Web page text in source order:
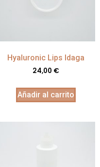
Hyaluronic Lips Idaga
24,00 €
Añadir al carrito